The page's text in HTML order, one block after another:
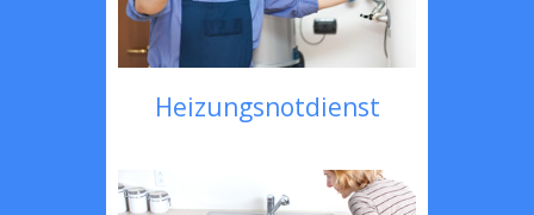
Heizungsnotdienst